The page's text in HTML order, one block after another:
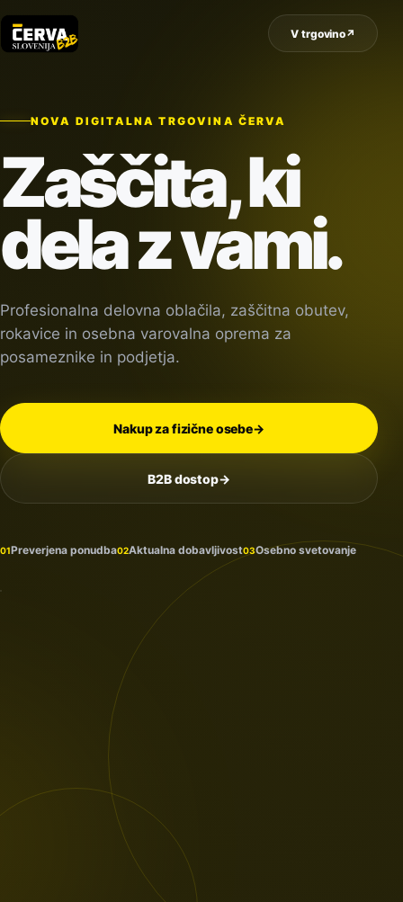
V trgovino↗
NOVA DIGITALNA TRGOVINA ČERVA
Zaščita, ki
dela z vami.
Profesionalna delovna oblačila, zaščitna obutev,
rokavice in osebna varovalna oprema za
posameznike in podjetja.
Nakup za fizične osebe→
B2B dostop→
01Preverjena ponudba02Aktualna dobavljivost03Osebno svetovanje
Na
prihaja